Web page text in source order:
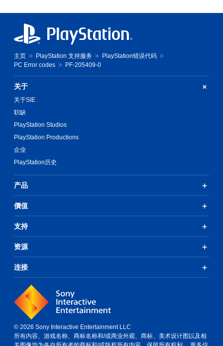
主页 PlayStation 支持服务
PlayStation错误代码
PC Error codes
PF-205409-0
关于
关于SIE
职缺
PlayStation Studios
PlayStation Productions
企业
PlayStation历史
产品
價值
支持
资源
连接
© 2026 Sony Interactive Entertainment LLC
所有内容、游戏名称、商标名称和/或商业外观、商标、美术设计图以及相